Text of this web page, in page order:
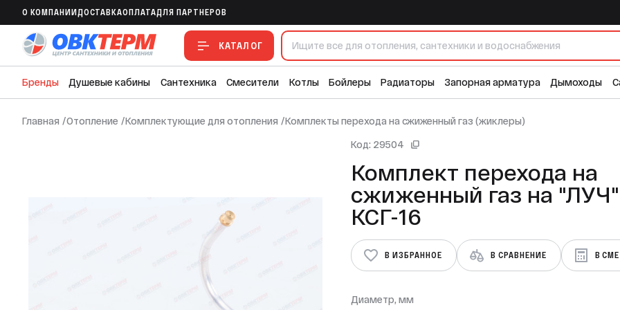
O КОМПАНИИ ДОСТАВКАОПЛАТАДЛЯ ПАРТНЕРОВ
КАТАЛОГ
Бренды Душевые кабины Сантехника Смесители Котлы Бойлеры Радиаторы Запорная арматура Дымоходы
Главная /Отопление /Комплектующие для отопления /Комплекты перехода на сжиженный газ (жиклеры)
Код: 29504
Комплект перехода на
сжиженный газ на "ЛУЧ"
КСГ-16
В ИЗБРАННОЕ В СРАВНЕНИЕ В
Диаметр, мм
Комплект перехода на сжиженный газ на "ЛУЧ" КСГ-16
В ИЗБРАННОЕ В СРАВНЕНИЕ В СМЕТУ
1